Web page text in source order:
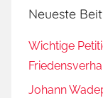
Neueste
Wichtige
Johann